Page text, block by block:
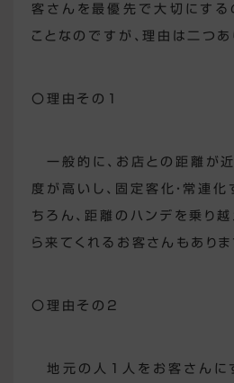
客さんを最優先で大切にする
ことなのですが、理由は二つあ
〇理由その1
一般的に、お店との距離が
度が高いし、固定客化・常連化
ちろん、距離のハンデを乗り越
ら来てくれるお客さんもありま
〇理由その2
地元の人1人をお客さんに